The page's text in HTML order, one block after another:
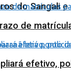
do Sangali
de
efetivo,